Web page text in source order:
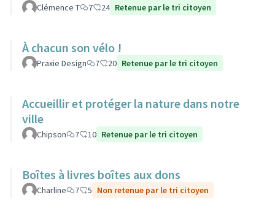
Clémence T 7 24 Retenue par le tri citoyen
À chacun son vélo !
Praxie Design 7 20 Retenue par le tri citoyen
Accueillir et protéger la nature dans notre
ville
Chipson 7 10 Retenue par le tri citoyen
Boîtes à livres boîtes aux dons
Charline 7 5 Non retenue par le tri citoyen